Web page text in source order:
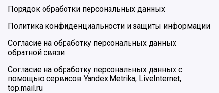
Порядок обработки персональных данных
Политика конфиденциальности и защиты информации
Согласие на обработку персональных данных
обратной связи
Согласие на обработку персональных данных с
помощью сервисов Yandex.Metrika, LiveInternet,
top.mail.ru